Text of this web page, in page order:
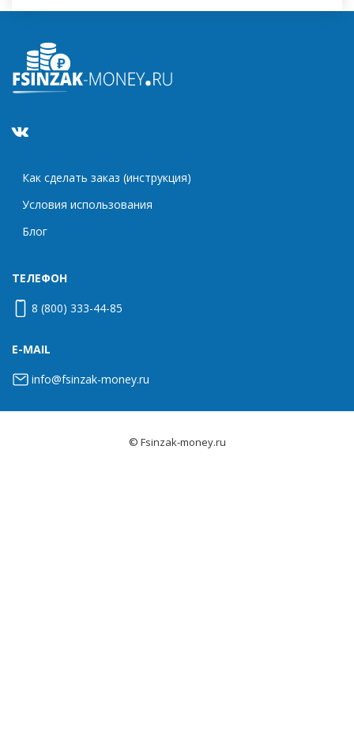
Как сделать заказ (инструкция)
Условия использования
Блог
ТЕЛЕФОН
8 (800) 333-44-85
E-MAIL
info@fsinzak-money.ru
© Fsinzak-money.ru